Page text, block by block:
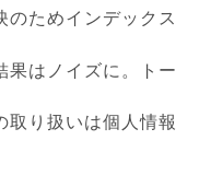
のためインデックス
果はノイズに。トー
取り扱いは個人情報